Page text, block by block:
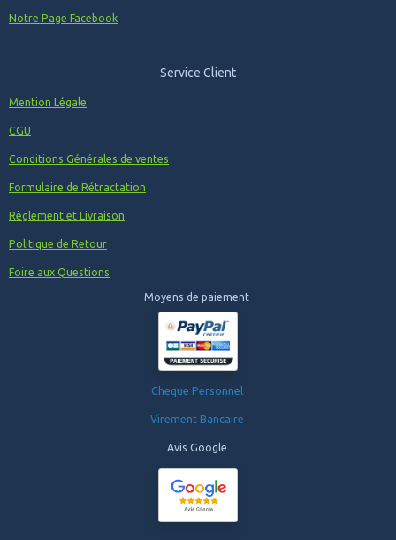
Notre Page Facebook
Service Client
Mention Légale
CGU
Conditions Générales de ventes
Formulaire de Rétractation
Règlement et Livraison
Politique de Retour
Foire aux Questions
Moyens de paiement
Cheque Personnel
Virement Bancaire
Avis Google